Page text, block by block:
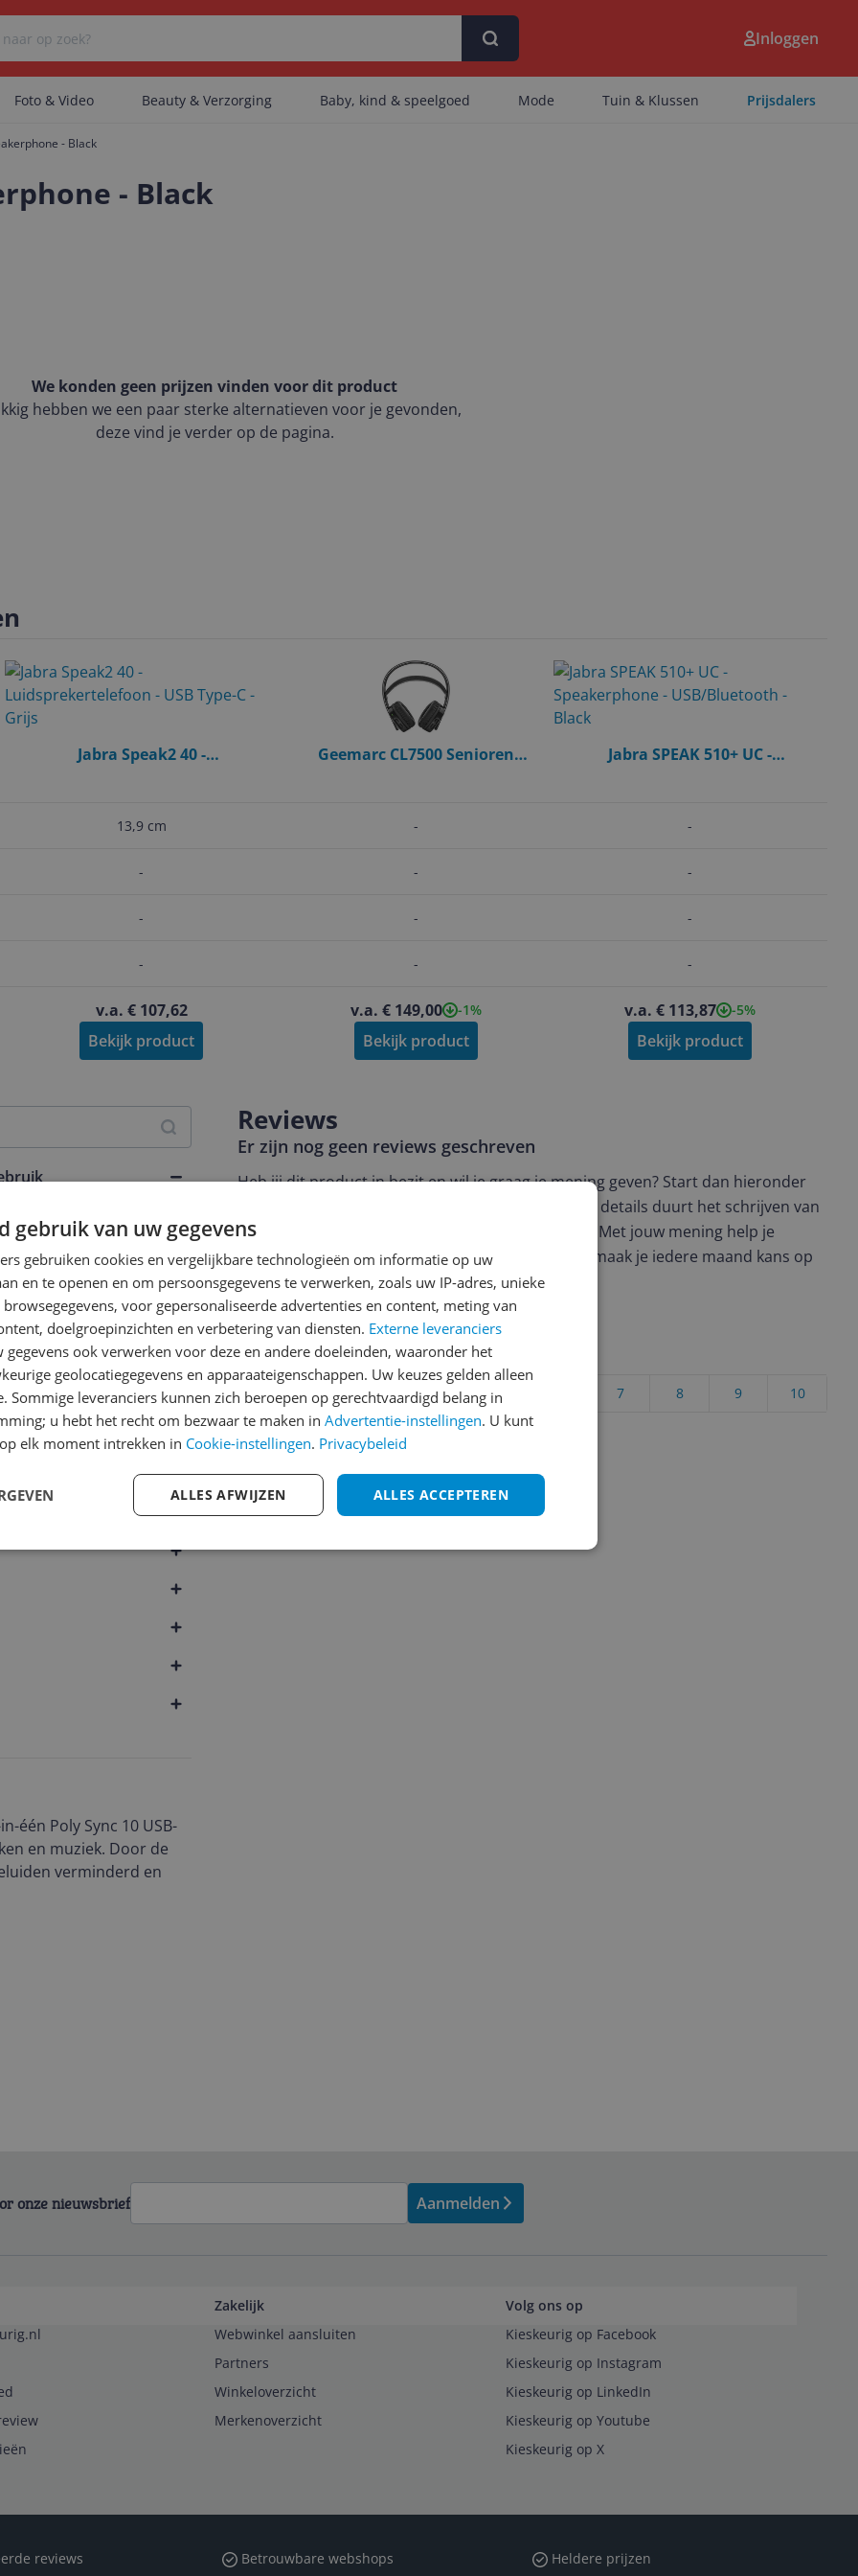
Er zijn geen categorieën gevonden.
Inloggen
Foto & Video Beauty & Verzorging Baby, kind & speelgoed Mode Tuin & Klussen Prijsdalers
- Black
- Black
We konden geen prijzen vinden voor dit product
hebben we een paar sterke alternatieven voor je gevonden,
deze vind je verder op de pagina.
Jabra Speak2 40 -
13,9 cm
-
-
-
v.a. € 107,62
Bekijk product
Geemarc CL7500 Senioren
-
-
-
-
v.a. € 149,00 -1%
Bekijk product
Jabra SPEAK 510+ UC -
-
-
-
-
v.a. € 113,87 -5%
Bekijk product
één Poly Sync 10 USB-
en muziek. Door de
verminderd en
Reviews
Er zijn nog geen reviews geschreven
Heb jij dit product in bezit en wil je graag je mening geven? Start dan hieronder
met het schrijven van je review. Afhankelijk van de details duurt het schrijven van
een review gemiddeld tussen de 3 en 10 minuten. Met jouw mening help je
andere bezoekers een betere keuze te maken én maak je iedere maand kans op
€250,-! Klik hier voor de actievoorwaarden.
Cijfer
Welk cijfer geef jij dit product?
10
9
8
7
5
4
3
2
1
Vraag 1 van 4
onze nieuwsbrief Aanmelden
Zakelijk
Webwinkel aansluiten
Partners
Winkeloverzicht
Merkenoverzicht
Volg ons op
Kieskeurig op Facebook
Kieskeurig op Instagram
Kieskeurig op LinkedIn
Kieskeurig op Youtube
Kieskeurig op X
reviews Betrouwbare webshops Heldere prijzen
gebruik van uw gegevens
gebruiken cookies en vergelijkbare technologieën om informatie op uw
en te openen en om persoonsgegevens te verwerken, zoals uw IP-adres, unieke
voor gepersonaliseerde advertenties en content, meting van
doelgroepinzichten en verbetering van diensten. Externe leveranciers
gegevens ook verwerken voor deze en andere doeleinden, waaronder het
geolocatiegegevens en apparaateigenschappen. Uw keuzes gelden alleen
Sommige leveranciers kunnen zich beroepen op gerechtvaardigd belang in
u hebt het recht om bezwaar te maken in Advertentie-instellingen. U kunt
elk moment intrekken in Cookie-instellingen. Privacybeleid
ALLES ACCEPTEREN
ALLES AFWIJZEN